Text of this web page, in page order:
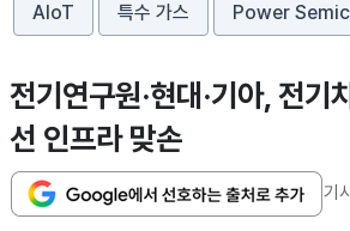
AIoT 특수 가스 Power
전기연구원·현대·기아, 전기
선 인프라 맞손
기